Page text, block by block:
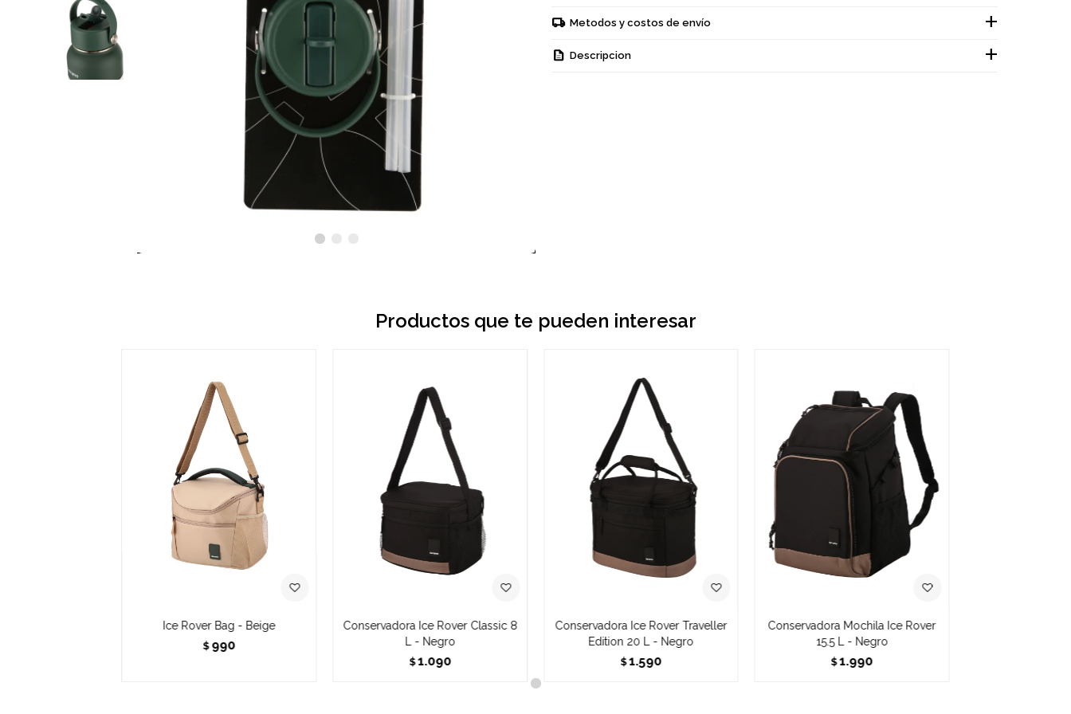
Metodos y costos de envío
Descripcion
Productos que te pueden interesar
Ice Rover Bag - Beige
$ 990
Conservadora Ice Rover Classic 8
L - Negro
$ 1.090
Conservadora Ice Rover Traveller
Edition 20 L - Negro
$ 1.590
Conservadora Mochila Ice Rover
15.5 L - Negro
$ 1.990